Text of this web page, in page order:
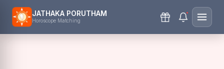
JATHAKA PORUTHAM
Horoscope Matching